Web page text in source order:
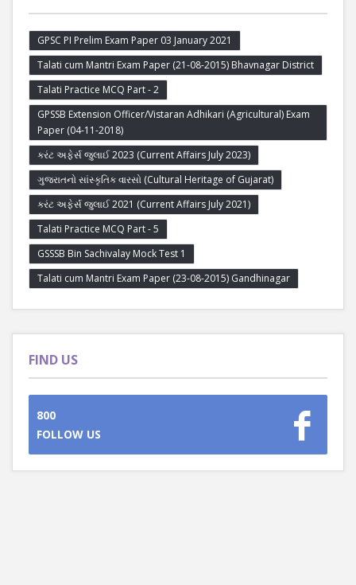
GPSC PI Prelim Exam Paper 03 January 2021
Talati cum Mantri Exam Paper (21-08-2015) Bhavnagar District
Talati Practice MCQ Part - 2
GPSSB Extension Officer/Vistaran Adhikari (Agricultural) Exam
Paper (04-11-2018)
કરંટ અફેર્સ જુલાઈ 2023 (Current Affairs July 2023)
ગુજરાતનો સાંસ્કૃતિક વારસો (Cultural Heritage of Gujarat)
કરંટ અફેર્સ જુલાઈ 2021 (Current Affairs July 2021)
Talati Practice MCQ Part - 5
GSSSB Bin Sachivalay Mock Test 1
Talati cum Mantri Exam Paper (23-08-2015) Gandhinagar
FIND US
800
FOLLOW US